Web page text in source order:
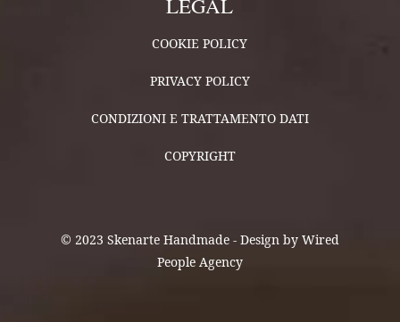
COOKIE POLICY
PRIVACY POLICY
CONDIZIONI E TRATTAMENTO DATI
COPYRIGHT
© 2023 Skenarte Handmade - Design by Wired
People Agency